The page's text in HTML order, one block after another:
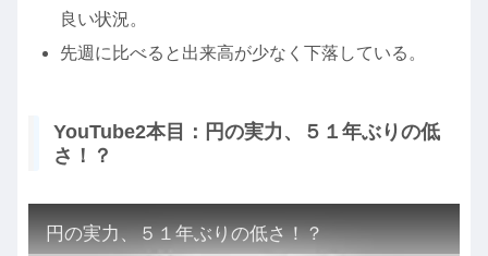
良い状況。
先週に比べると出来高が少なく下落している。
YouTube2本目：円の実力、５１年ぶりの低
さ！？
円の実力、５１年ぶりの低さ！？